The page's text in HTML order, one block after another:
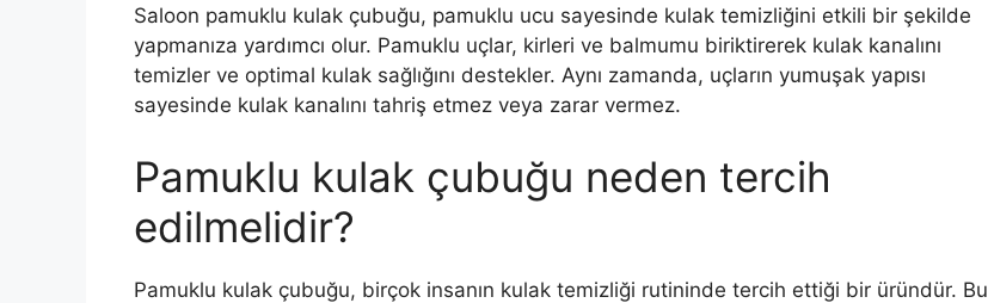
Saloon pamuklu kulak çubuğu, pamuklu ucu sayesinde kulak temizliğini etkili bir şekilde
yapmanıza yardımcı olur. Pamuklu uçlar, kirleri ve balmumu biriktirerek kulak kanalını
temizler ve optimal kulak sağlığını destekler. Aynı zamanda, uçların yumuşak yapısı
sayesinde kulak kanalını tahriş etmez veya zarar vermez.
Pamuklu kulak çubuğu neden tercih
edilmelidir?
Pamuklu kulak çubuğu, birçok insanın kulak temizliği rutininde tercih ettiği bir üründür. Bu